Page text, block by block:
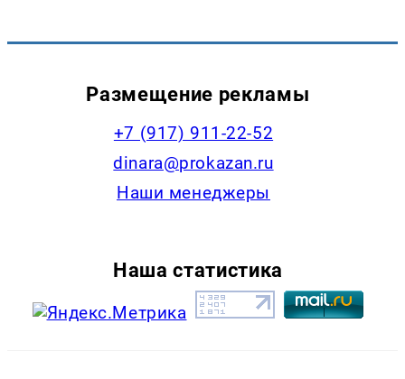
Размещение рекламы
+7 (917) 911-22-52
dinara@prokazan.ru
Наши менеджеры
Наша статистика